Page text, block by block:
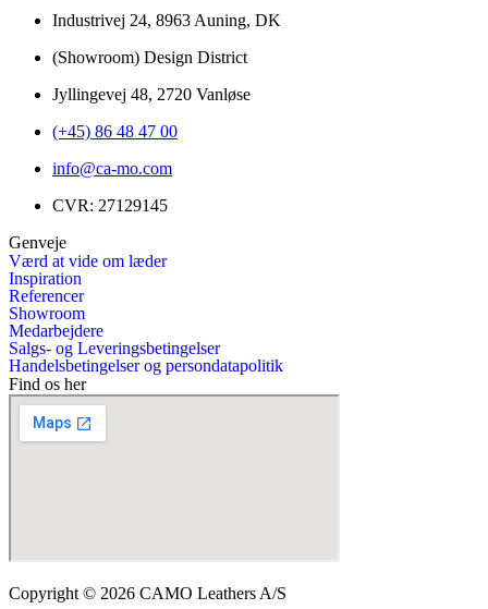
Industrivej 24, 8963 Auning, DK
(Showroom) Design District
Jyllingevej 48, 2720 Vanløse
(+45) 86 48 47 00
info@ca-mo.com
CVR: 27129145
Genveje
Værd at vide om læder
Inspiration
Referencer
Showroom
Medarbejdere
Salgs- og Leveringsbetingelser
Handelsbetingelser og persondatapolitik
Find os her
Copyright © 2026 CAMO Leathers A/S